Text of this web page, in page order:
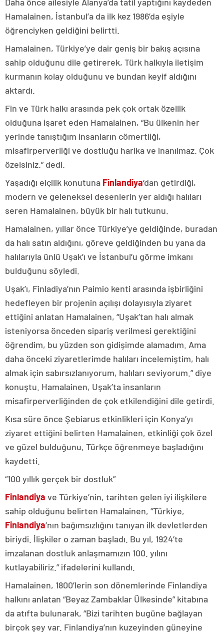
Hamalainen, İstanbul’a da ilk kez 1986’da eşiyle
öğrenciyken geldiğini belirtti.
Hamalainen, Türkiye’ye dair geniş bir bakış açısına
sahip olduğunu dile getirerek, Türk halkıyla iletişim
kurmanın kolay olduğunu ve bundan keyif aldığını
aktardı.
Fin ve Türk halkı arasında pek çok ortak özellik
olduğuna işaret eden Hamalainen, “Bu ülkenin her
yerinde tanıştığım insanların cömertliği,
misafirperverliği ve dostluğu harika ve inanılmaz. Çok
özelsiniz.” dedi.
Yaşadığı elçilik konutuna Finlandiya‘dan getirdiği,
modern ve geleneksel desenlerin yer aldığı halıları
seren Hamalainen, büyük bir halı tutkunu.
Hamalainen, yıllar önce Türkiye’ye geldiğinde, buradan
da halı satın aldığını, göreve geldiğinden bu yana da
halılarıyla ünlü Uşak’ı ve İstanbul’u görme imkanı
bulduğunu söyledi.
Uşak’ı, Finladiya’nın Paimio kenti arasında işbirliğini
hedefleyen bir projenin açılışı dolayısıyla ziyaret
ettiğini anlatan Hamalainen, “Uşak’tan halı almak
isteniyorsa önceden sipariş verilmesi gerektiğini
öğrendim, bu yüzden son gidişimde alamadım. Ama
daha önceki ziyaretlerimde halıları incelemiştim, halı
almak için sabırsızlanıyorum, halıları seviyorum.” diye
konuştu. Hamalainen, Uşak’ta insanların
misafirperverliğinden de çok etkilendiğini dile getirdi.
Kısa süre önce Şebiarus etkinlikleri için Konya’yı
ziyaret ettiğini belirten Hamalainen, etkinliği çok özel
ve güzel bulduğunu, Türkçe öğrenmeye başladığını
kaydetti.
“100 yıllık gerçek bir dostluk”
Finlandiya ve Türkiye’nin, tarihten gelen iyi ilişkilere
sahip olduğunu belirten Hamalainen, “Türkiye,
Finlandiya‘nın bağımsızlığını tanıyan ilk devletlerden
biriydi. İlişkiler o zaman başladı. Bu yıl, 1924’te
imzalanan dostluk anlaşmamızın 100. yılını
kutlayabiliriz.” ifadelerini kullandı.
Hamalainen, 1800’lerin son dönemlerinde Finlandiya
halkını anlatan “Beyaz Zambaklar Ülkesinde” kitabına
da atıfta bulunarak, “Bizi tarihten bugüne bağlayan
birçok şey var. Finlandiya’nın kuzeyinden güneyine